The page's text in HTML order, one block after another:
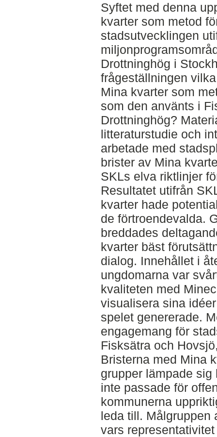
Syftet med denna
kvarter som metod
stadsutvecklingen
Drottninghög i
frågeställningen
Mina kvarter som
som den använts i
Drottninghög?
litteraturstudie och
arbetade med
brister av Mina
SKLs elva riktlinjer
Resultatet utifrån
kvarter hade
de förtroendevalda.
breddades
kvarter bäst
dialog. Innehållet i
ungdomarna var
kvaliteten med
visualisera sina
spelet genererade.
engagemang för
Fisksätra och
Bristerna med Mina
grupper lämpade
inte passade för
kommunerna
leda till. Målgruppen
vars